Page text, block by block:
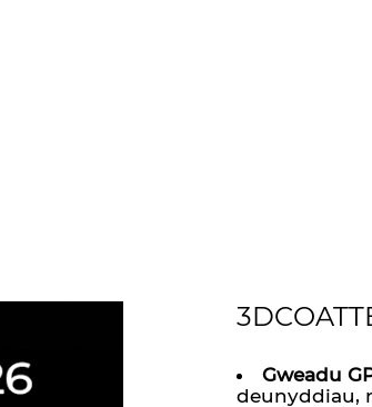
Gweadu
deunyddiau,